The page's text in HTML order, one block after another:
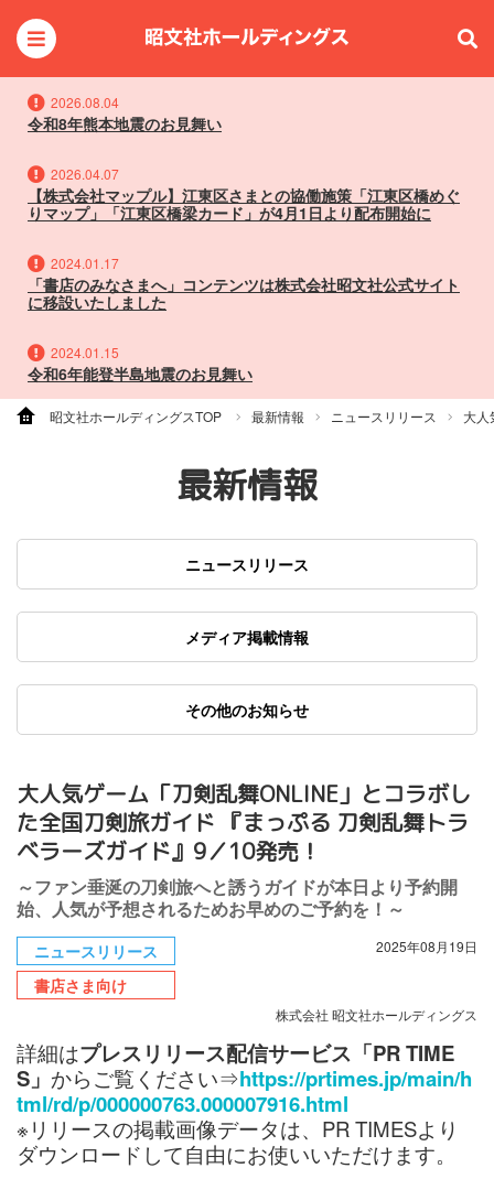
2026.08.04
令和8年熊本地震のお見舞い
2026.04.07
【株式会社マップル】江東区さまとの協働施策「江東区橋めぐ
りマップ」「江東区橋梁カード」が4月1日より配布開始に
2024.01.17
「書店のみなさまへ」コンテンツは株式会社昭文社公式サイト
に移設いたしました
2024.01.15
令和6年能登半島地震のお見舞い
昭文社ホールディングスTOP 最新情報 ニュースリリース 大人
最新情報
ニュースリリース
メディア掲載情報
その他のお知らせ
大人気ゲーム「刀剣乱舞ONLINE」とコラボし
た全国刀剣旅ガイド 『まっぷる 刀剣乱舞トラ
ベラーズガイド』9／10発売！
～ファン垂涎の刀剣旅へと誘うガイドが本日より予約開
始、人気が予想されるためお早めのご予約を！～
ニュースリリース
書店さま向け
2025年08月19日
株式会社 昭文社ホールディングス
詳細はプレスリリース配信サービス「PR TIME
S」 からご覧ください⇒https://prtimes.jp/main/h
tml/rd/p/000000763.000007916.html
※リリースの掲載画像データは、PR TIMESより
ダウンロードして自由にお使いいただけます。